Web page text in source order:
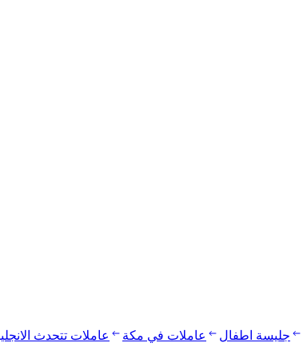
جليسة اطفال عاملات في مكة عاملات تتحدث